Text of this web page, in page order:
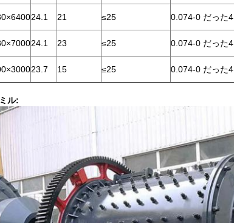
24.1 21 ≤25 0.074-0 だった4
24.1 23 ≤25 0.074-0 だった4
23.7 15 ≤25 0.074-0 だった4
ル: